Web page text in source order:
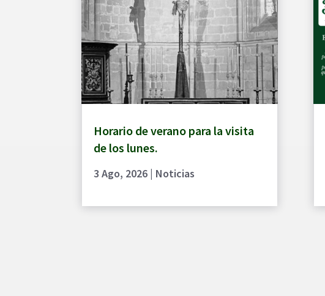
Horario de verano para la visita
de los lunes.
3 Ago, 2026 | Noticias